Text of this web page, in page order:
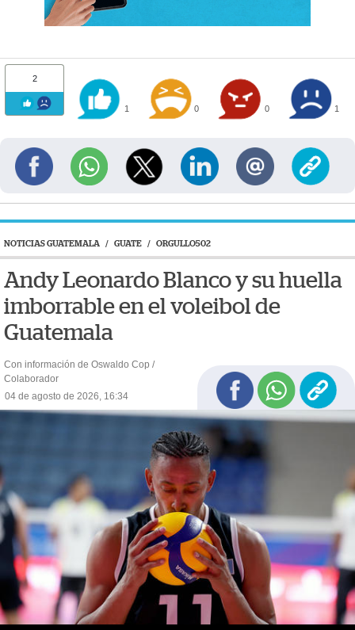
2
1 0 0 1
NOTICIAS GUATEMALA / GUATE / ORGULLO502
Andy Leonardo Blanco y su huella
imborrable en el voleibol de
Guatemala
Con información de Oswaldo Cop /
Colaborador
04 de agosto de 2026, 16:34